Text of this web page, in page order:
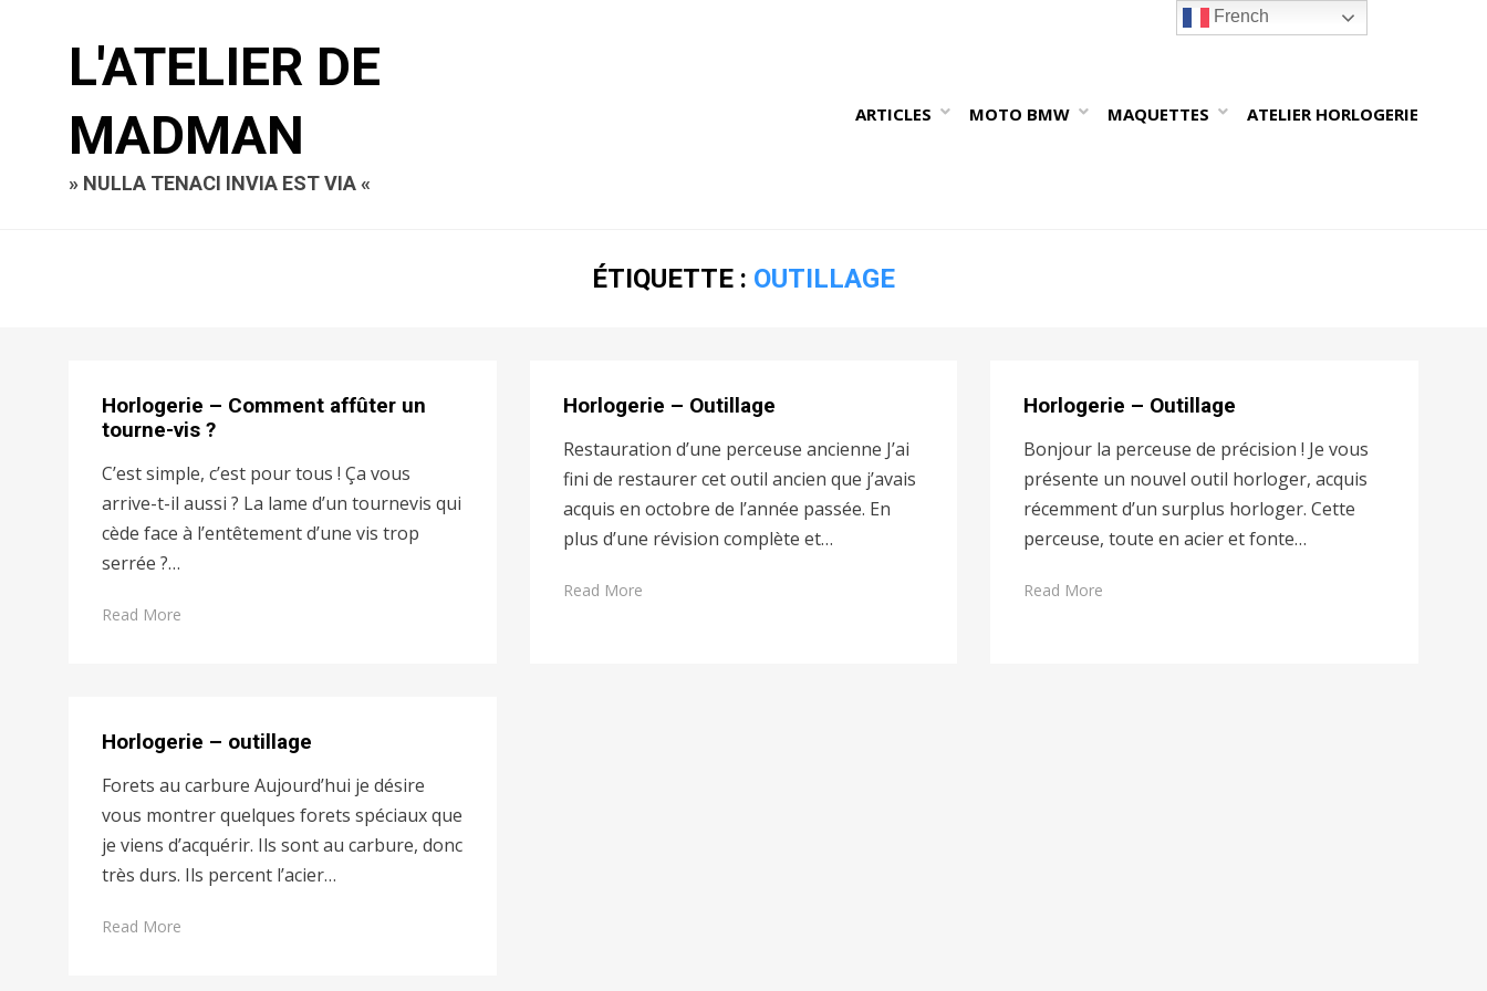
L'ATELIER DE
MADMAN
» NULLA TENACI INVIA EST VIA «
ARTICLES MOTO BMW MAQUETTES ATELIER HORLOGERIE
ÉTIQUETTE : OUTILLAGE
Horlogerie – Comment affûter un
tourne-vis ?
C’est simple, c’est pour tous ! Ça vous
arrive-t-il aussi ? La lame d’un tournevis qui
cède face à l’entêtement d’une vis trop
serrée ?…
Read More
Horlogerie – Outillage
Restauration d’une perceuse ancienne J’ai
fini de restaurer cet outil ancien que j’avais
acquis en octobre de l’année passée. En
plus d’une révision complète et…
Read More
Horlogerie – Outillage
Bonjour la perceuse de précision ! Je vous
présente un nouvel outil horloger, acquis
récemment d’un surplus horloger. Cette
perceuse, toute en acier et fonte…
Read More
Horlogerie – outillage
Forets au carbure Aujourd’hui je désire
vous montrer quelques forets spéciaux que
je viens d’acquérir. Ils sont au carbure, donc
très durs. Ils percent l’acier…
Read More
French